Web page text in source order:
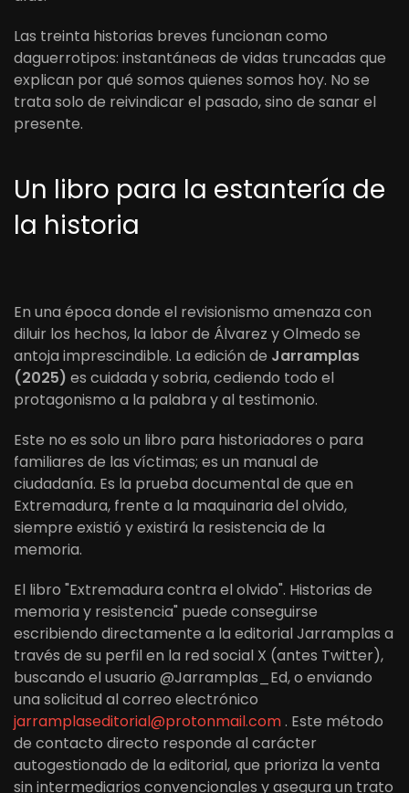
Las treinta historias breves funcionan como
daguerrotipos: instantáneas de vidas truncadas que
explican por qué somos quienes somos hoy. No se
trata solo de reivindicar el pasado, sino de sanar el
presente.
Un libro para la estantería de
la historia
En una época donde el revisionismo amenaza con
diluir los hechos, la labor de Álvarez y Olmedo se
antoja imprescindible. La edición de Jarramplas
(2025) es cuidada y sobria, cediendo todo el
protagonismo a la palabra y al testimonio.
Este no es solo un libro para historiadores o para
familiares de las víctimas; es un manual de
ciudadanía. Es la prueba documental de que en
Extremadura, frente a la maquinaria del olvido,
siempre existió y existirá la resistencia de la
memoria.
El libro "Extremadura contra el olvido". Historias de
memoria y resistencia" puede conseguirse
escribiendo directamente a la editorial Jarramplas a
través de su perfil en la red social X (antes Twitter),
buscando el usuario @Jarramplas_Ed, o enviando
una solicitud al correo electrónico
jarramplaseditorial@protonmail.com. Este método
de contacto directo responde al carácter
autogestionado de la editorial, que prioriza la venta
sin intermediarios convencionales y asegura un trato